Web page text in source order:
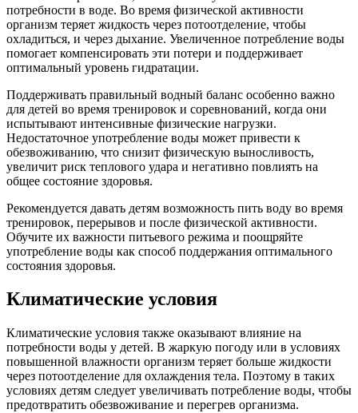
потребности в воде. Во время физической активности
организм теряет жидкость через потоотделение, чтобы
охладиться, и через дыхание. Увеличенное потребление воды
помогает компенсировать эти потери и поддерживает
оптимальный уровень гидратации.
Поддерживать правильный водный баланс особенно важно
для детей во время тренировок и соревнований, когда они
испытывают интенсивные физические нагрузки.
Недостаточное употребление воды может привести к
обезвоживанию, что снизит физическую выносливость,
увеличит риск теплового удара и негативно повлиять на
общее состояние здоровья.
Рекомендуется давать детям возможность пить воду во время
тренировок, перерывов и после физической активности.
Обучите их важности питьевого режима и поощряйте
употребление воды как способ поддержания оптимального
состояния здоровья.
Климатические условия
Климатические условия также оказывают влияние на
потребности воды у детей. В жаркую погоду или в условиях
повышенной влажности организм теряет больше жидкости
через потоотделение для охлаждения тела. Поэтому в таких
условиях детям следует увеличивать потребление воды, чтобы
предотвратить обезвоживание и перегрев организма.